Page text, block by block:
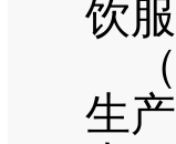
饮
生